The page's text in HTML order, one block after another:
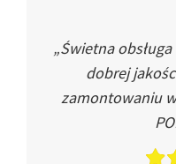
„Świetna
dobrej
zamontowaniu